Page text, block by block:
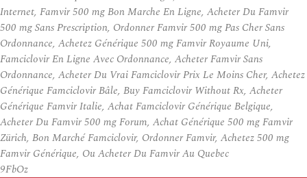
Internet, Famvir 500 mg Bon Marche En Ligne, Acheter Du Famvir
500 mg Sans Prescription, Ordonner Famvir 500 mg Pas Cher Sans
Ordonnance, Achetez Générique 500 mg Famvir Royaume Uni,
Famciclovir En Ligne Avec Ordonnance, Acheter Famvir Sans
Ordonnance, Acheter Du Vrai Famciclovir Prix Le Moins Cher, Achetez
Générique Famciclovir Bâle, Buy Famciclovir Without Rx, Acheter
Générique Famvir Italie, Achat Famciclovir Générique Belgique,
Acheter Du Famvir 500 mg Forum, Achat Générique 500 mg Famvir
Zürich, Bon Marché Famciclovir, Ordonner Famvir, Achetez 500 mg
Famvir Générique, Ou Acheter Du Famvir Au Quebec
9FbOz